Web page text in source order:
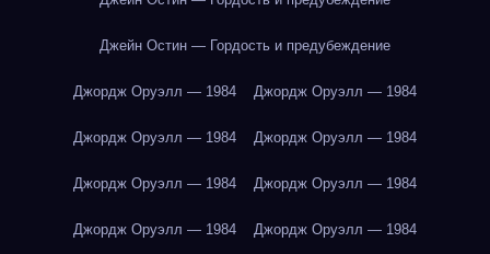
Джейн Остин — Гордость и предубеждение
Джордж Оруэлл — 1984 Джордж Оруэлл — 1984
Джордж Оруэлл — 1984 Джордж Оруэлл — 1984
Джордж Оруэлл — 1984 Джордж Оруэлл — 1984
Джордж Оруэлл — 1984 Джордж Оруэлл — 1984